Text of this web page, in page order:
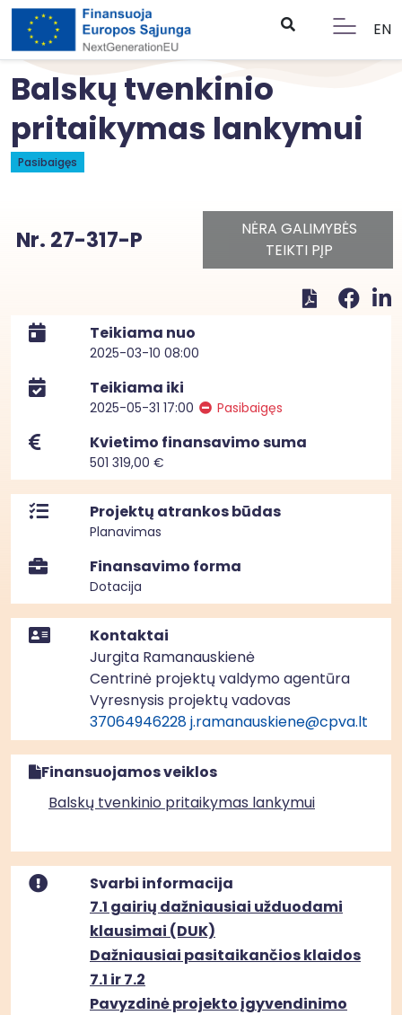
EN
Balskų tvenkinio
pritaikymas lankymui
Pasibaigęs
Nr. 27-317-P
NĖRA GALIMYBĖS
TEIKTI PĮP
Teikiama nuo
2025-03-10 08:00
Teikiama iki
2025-05-31 17:00 Pasibaigęs
Kvietimo finansavimo suma
501 319,00 €
Projektų atrankos būdas
Planavimas
Finansavimo forma
Dotacija
Kontaktai
Jurgita Ramanauskienė
Centrinė projektų valdymo agentūra
Vyresnysis projektų vadovas
37064946228j.ramanauskiene@cpva.lt
Finansuojamos veiklos
Balskų tvenkinio pritaikymas lankymui
Svarbi informacija
7.1 gairių dažniausiai užduodami
klausimai (DUK)
Dažniausiai pasitaikančios klaidos
7.1 ir 7.2
Pavyzdinė projekto įgyvendinimo